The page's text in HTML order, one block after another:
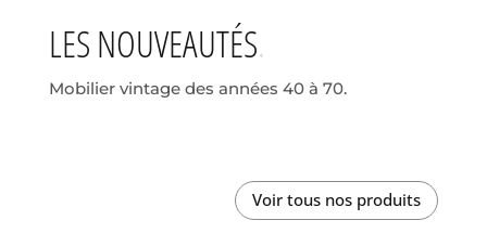
LES NOUVEAUTÉS
Mobilier vintage des années 40 à 70.
Voir tous nos produits